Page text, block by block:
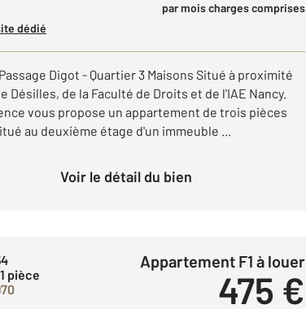
par mois charges comprises
dédié
Digot - Quartier 3 Maisons Situé à proximité
Désilles, de la Faculté de Droits et de l'IAE Nancy.
vous propose un appartement de trois pièces
au deuxième étage d'un immeuble ...
Voir le détail du bien
pièce
Appartement F1 à louer
475 €